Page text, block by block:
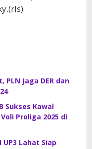
Jaga DER dan
Sukses Kawal
Proliga 2025 di
Lahat Siap